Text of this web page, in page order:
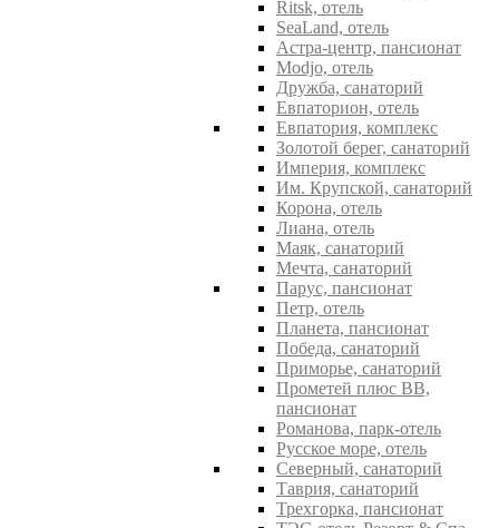
Ritsk, отель
SeaLand, отель
Астра-центр, пансионат
Modjo, отель
Дружба, санаторий
Евпаторион, отель
Евпатория, комплекс
Золотой берег, санаторий
Империя, комплекс
Им. Крупской, санаторий
Корона, отель
Лиана, отель
Маяк, санаторий
Мечта, санаторий
Парус, пансионат
Петр, отель
Планета, пансионат
Победа, санаторий
Приморье, санаторий
Прометей плюс ВВ,
пансионат
Романова, парк-отель
Русское море, отель
Северный, санаторий
Таврия, санаторий
Трехгорка, пансионат